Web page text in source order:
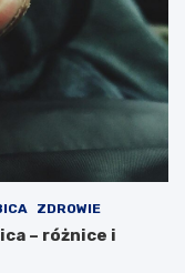
ZDROWIE
– różnice i